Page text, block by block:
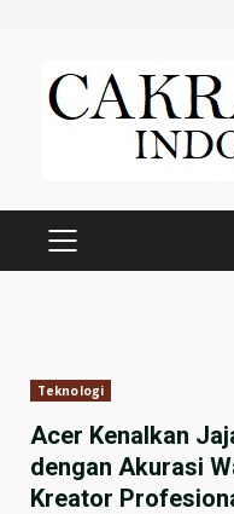
content
PRIMARY
Teknologi
Acer Kenalkan
dengan Akurasi
Kreator